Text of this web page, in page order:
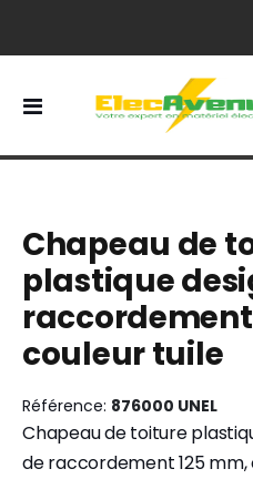
Basculer
the
end
of
the
images
gallery
the
beginning
of
the
images
gallery
Chapeau de
plastique
raccordement
couleur tuile
Référence 876000 UNEL
Chapeau de toiture
de raccordement 125